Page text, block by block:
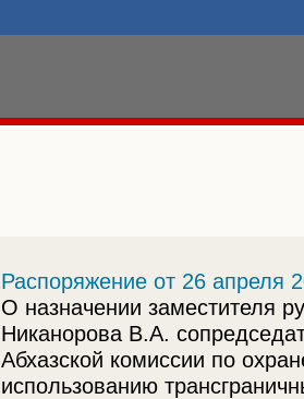
Распоряжение от 26 апреля
О назначении заместителя
Никанорова В.А.
Абхазской комиссии по
использованию